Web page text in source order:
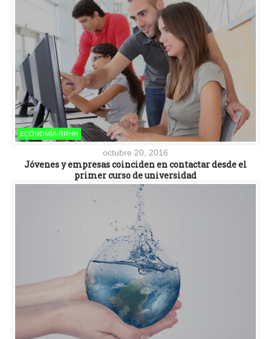
ECONOMÍA-RRHH
octubre 20, 2016
Jóvenes y empresas coinciden en contactar desde el
primer curso de universidad